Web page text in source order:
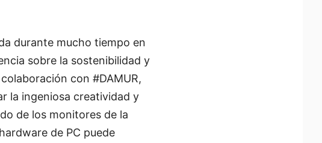
durante mucho tiempo en
sobre la sostenibilidad y
con #DAMUR,
la ingeniosa creatividad y
de los monitores de la
de PC puede